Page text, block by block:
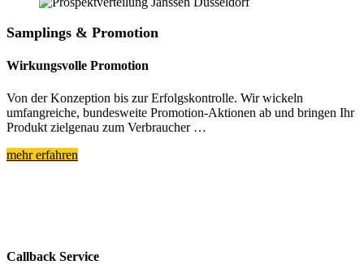
Samplings & Promotion
Wirkungsvolle Promotion
Von der Konzeption bis zur Erfolgskontrolle. Wir wickeln
umfangreiche, bundesweite Promotion-Aktionen ab und bringen Ihr
Produkt zielgenau zum Verbraucher …
mehr erfahren
Callback Service